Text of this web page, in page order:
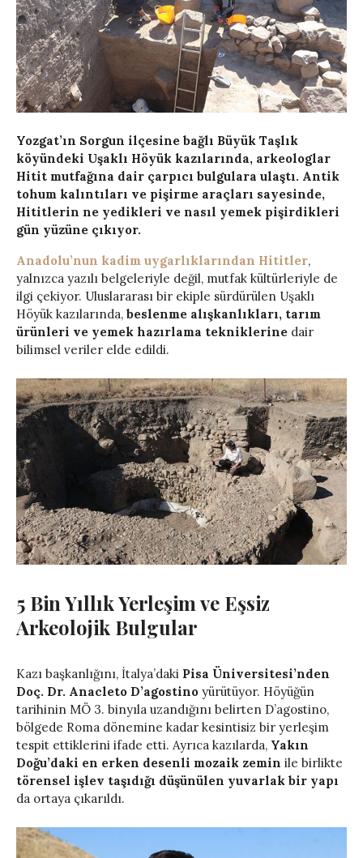
Yozgat’ın Sorgun ilçesine bağlı Büyük Taşlık
köyündeki Uşaklı Höyük kazılarında, arkeologlar
Hitit mutfağına dair çarpıcı bulgulara ulaştı. Antik
tohum kalıntıları ve pişirme araçları sayesinde,
Hititlerin ne yedikleri ve nasıl yemek pişirdikleri
gün yüzüne çıkıyor.
Anadolu’nun kadim uygarlıklarından Hititler,
yalnızca yazılı belgeleriyle değil, mutfak kültürleriyle de
ilgi çekiyor. Uluslararası bir ekiple sürdürülen Uşaklı
Höyük kazılarında, beslenme alışkanlıkları, tarım
ürünleri ve yemek hazırlama tekniklerine dair
bilimsel veriler elde edildi.
5 Bin Yıllık Yerleşim ve Eşsiz
Arkeolojik Bulgular
Kazı başkanlığını, İtalya’daki Pisa Üniversitesi’nden
Doç. Dr. Anacleto D’agostino yürütüyor. Höyüğün
tarihinin MÖ 3. binyıla uzandığını belirten D’agostino,
bölgede Roma dönemine kadar kesintisiz bir yerleşim
tespit ettiklerini ifade etti. Ayrıca kazılarda, Yakın
Doğu’daki en erken desenli mozaik zemin ile birlikte
törensel işlev taşıdığı düşünülen yuvarlak bir yapı
da ortaya çıkarıldı.